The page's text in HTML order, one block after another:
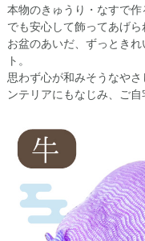
本物のきゅうり・なすで
でも安心して飾ってあげら
お盆のあいだ、ずっとき
ト。
思わず心が和みそうなや
ンテリアにもなじみ、ご